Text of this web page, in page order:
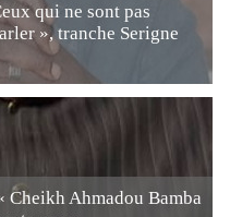
qui ne sont pas
», tranche Serigne
Cheikh Ahmadou Bamba